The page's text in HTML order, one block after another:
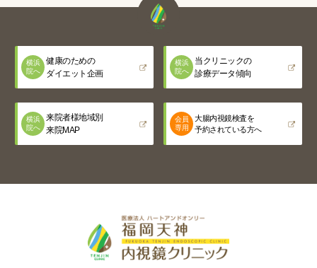
横浜
院へ
健康のための
ダイエット企画
横浜
院へ
当クリニックの
診療データ傾向
横浜
院へ
来院者様地域別
来院MAP
会員
専用
大腸内視鏡検査を
予約されている方へ